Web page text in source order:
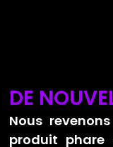
DE
Nous
produit phare